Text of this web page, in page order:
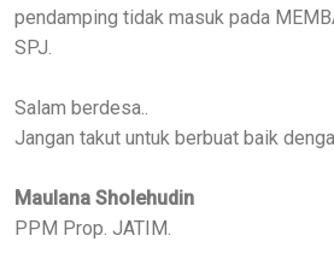
pendamping tidak masuk pada
SPJ.
Salam berdesa..
Jangan takut untuk berbuat baik
Maulana Sholehudin
PPM Prop. JATIM.